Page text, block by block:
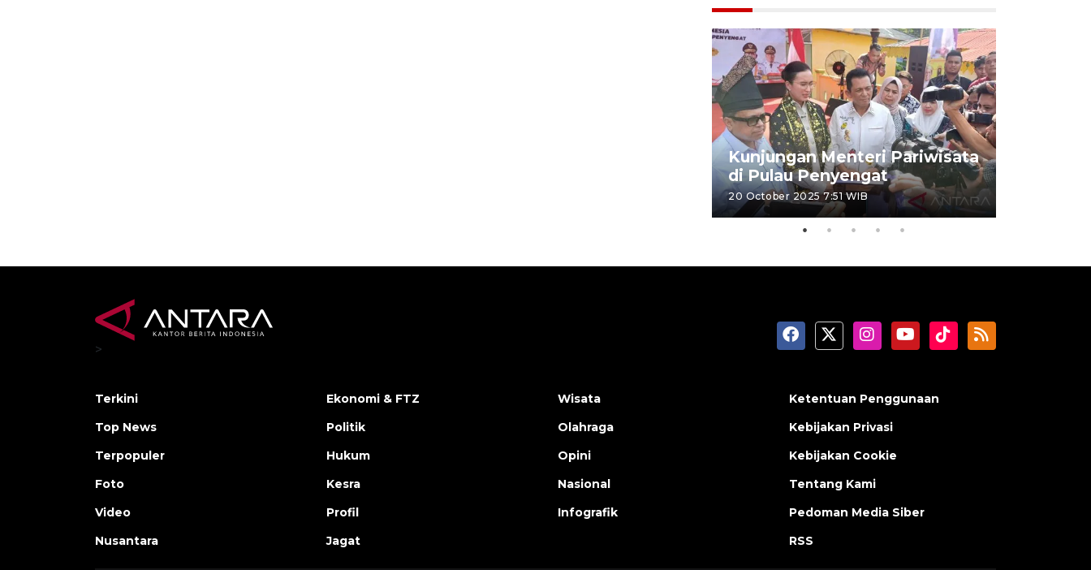
Kunjungan Menteri Pariwisata
di Pulau Penyengat
20 October 2025 7:51 WIB
>
Terkini
Top News
Terpopuler
Foto
Video
Nusantara
Ekonomi & FTZ
Politik
Hukum
Kesra
Profil
Jagat
Wisata
Olahraga
Opini
Nasional
Infografik
Ketentuan Penggunaan
Kebijakan Privasi
Kebijakan Cookie
Tentang Kami
Pedoman Media Siber
RSS